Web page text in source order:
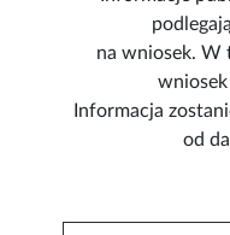
na wniosek. W
wniosek
Informacja
od